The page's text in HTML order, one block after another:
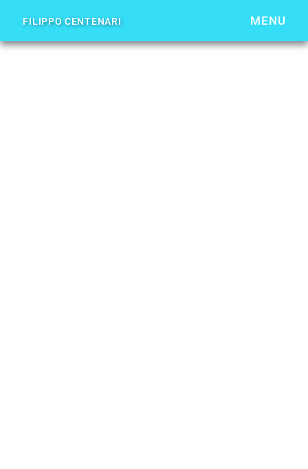
FILIPPO CENTENARI MENU